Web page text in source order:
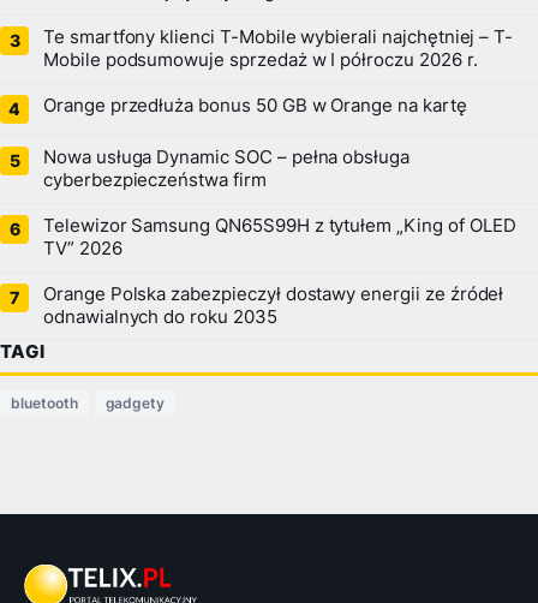
Te smartfony klienci T-Mobile wybierali najchętniej – T-
Mobile podsumowuje sprzedaż w I półroczu 2026 r.
Orange przedłuża bonus 50 GB w Orange na kartę
Nowa usługa Dynamic SOC – pełna obsługa
cyberbezpieczeństwa firm
Telewizor Samsung QN65S99H z tytułem „King of OLED
TV” 2026
Orange Polska zabezpieczył dostawy energii ze źródeł
odnawialnych do roku 2035
TAGI
bluetooth gadgety